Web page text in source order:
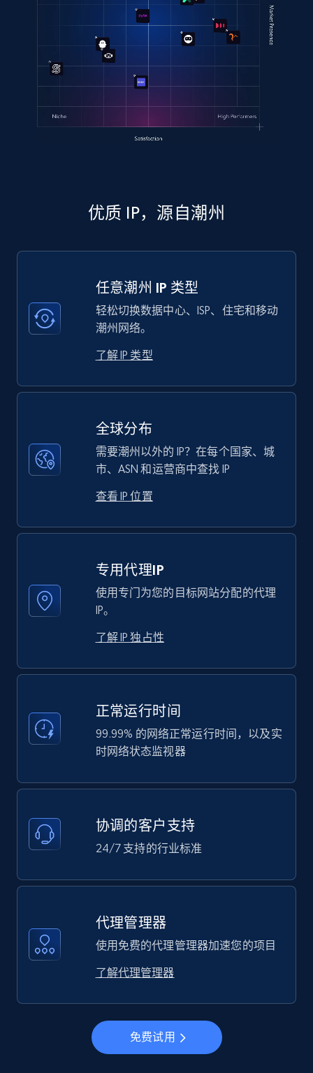
优质 IP，源自潮州
任意潮州 IP 类型
轻松切换数据中心、ISP、住宅和移动
潮州网络。
了解 IP 类型
全球分布
需要潮州以外的 IP？在每个国家、城
市、ASN 和运营商中查找 IP
查看 IP 位置
专用代理IP
使用专门为您的目标网站分配的代理
IP。
了解 IP 独占性
正常运行时间
99.99% 的网络正常运行时间，以及实
时网络状态监视器
协调的客户支持
24/7 支持的行业标准
代理管理器
使用免费的代理管理器加速您的项目
了解代理管理器
免费试用